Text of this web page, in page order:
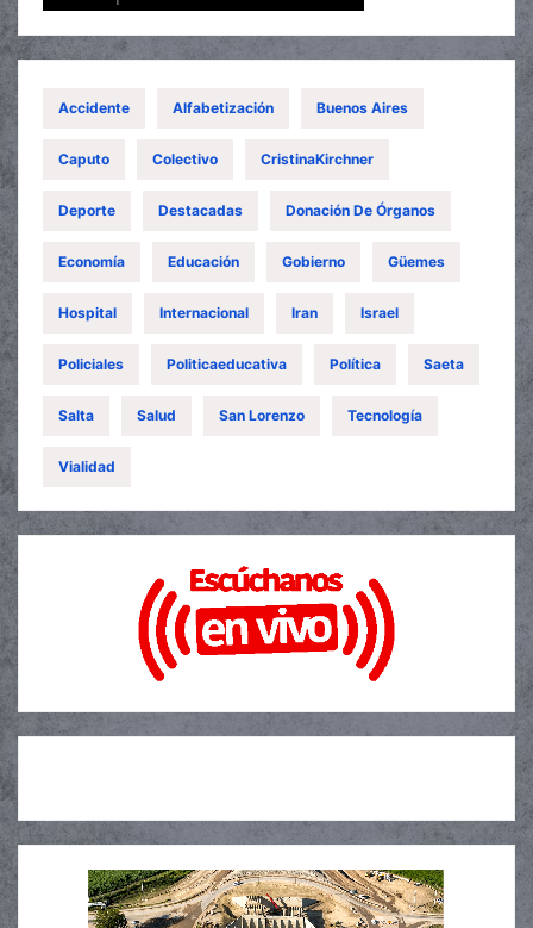
Accidente Alfabetización Buenos Aires
Caputo Colectivo CristinaKirchner
Deporte Destacadas Donación De Órganos
Economía Educación Gobierno Güemes
Hospital Internacional Iran Israel
Policiales Politicaeducativa Política Saeta
Salta Salud San Lorenzo Tecnología
Vialidad